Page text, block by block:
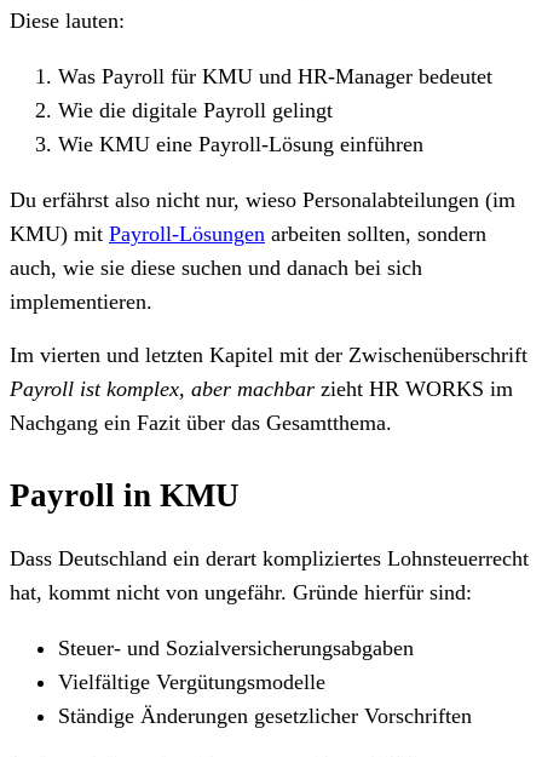
Diese lauten:
Was Payroll für KMU und HR-Manager bedeutet
Wie die digitale Payroll gelingt
Wie KMU eine Payroll-Lösung einführen
Du erfährst also nicht nur, wieso Personalabteilungen (im
KMU) mit Payroll-Lösungen arbeiten sollten, sondern
auch, wie sie diese suchen und danach bei sich
implementieren.
Im vierten und letzten Kapitel mit der Zwischenüberschrift
Payroll ist komplex, aber machbar zieht HR WORKS im
Nachgang ein Fazit über das Gesamtthema.
Payroll in KMU
Dass Deutschland ein derart kompliziertes Lohnsteuerrecht
hat, kommt nicht von ungefähr. Gründe hierfür sind:
Steuer- und Sozialversicherungsabgaben
Vielfältige Vergütungsmodelle
Ständige Änderungen gesetzlicher Vorschriften